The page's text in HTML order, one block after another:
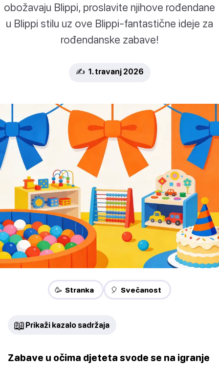
obožavaju Blippi, proslavite njihove rođendane
u Blippi stilu uz ove Blippi-fantastične ideje za
rođendanske zabave!
✍️ 1. travanj 2026
🥳 Stranka 🎈 Svečanost
📖 Prikaži kazalo sadržaja
Zabave u očima djeteta svode se na igranje